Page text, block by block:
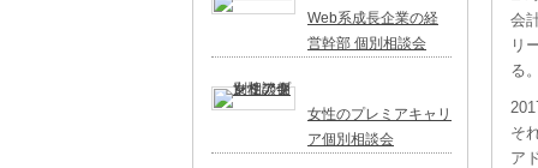
会
リ
る
そ
ア
Web系成長企業の経
営幹部 個別相談会
女性のプレミアキャリ
ア個別相談会